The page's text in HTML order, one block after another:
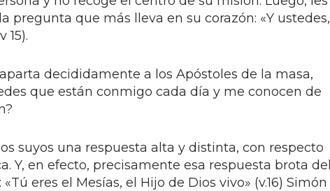
pregunta que más lleva en su corazón: «Y ustedes,
15).
decididamente a los Apóstoles de la masa,
que están conmigo cada día y me conocen de
suyos una respuesta alta y distinta, con respecto
Y, en efecto, precisamente esa respuesta brota del
eres el Mesías, el Hijo de Dios vivo» (v.16) Simón